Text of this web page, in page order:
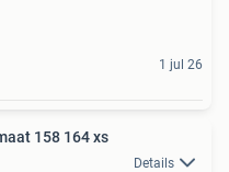
1 jul 26
158 164 xs
Details